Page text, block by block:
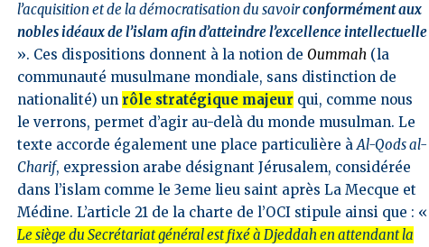
l’acquisition et de la démocratisation du savoirconformément aux
nobles idéaux de l’islam afin d’atteindre l’excellence intellectuelle
». Ces dispositions donnent à la notion de Oummah (la
communauté musulmane mondiale, sans distinction de
nationalité) un rôle stratégique majeur qui, comme nous
le verrons, permet d’agir au-delà du monde musulman. Le
texte accorde également une place particulière àAl-Qods al-
Charif, expression arabe désignant Jérusalem, considérée
dans l’islam comme le 3eme lieu saint après La Mecque et
Médine. L’article 21 de la charte de l’OCI stipule ainsi que : «
Le siège du Secrétariat général est fixé à Djeddah en attendant la